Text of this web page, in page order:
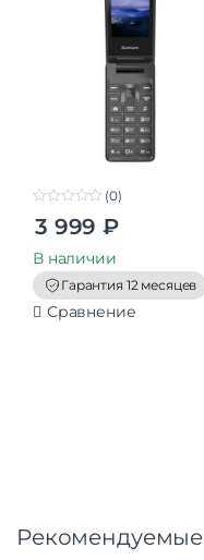
o
t
o
f
5
(0)
3 999 ₽
В наличии
Гарантия 12 месяцев
Сравнение
Рекомендуемые